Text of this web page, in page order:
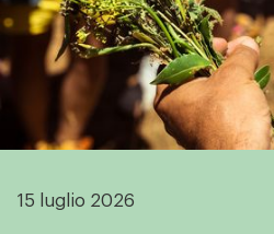
15 luglio 2026